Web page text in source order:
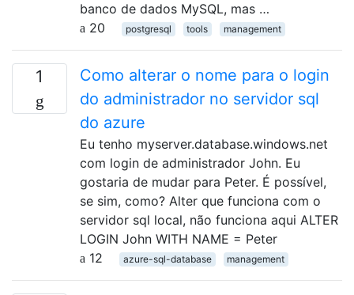
banco de dados MySQL, mas …
20
postgresql tools management
1
Como alterar o nome para o login
do administrador no servidor sql
do azure
Eu tenho myserver.database.windows.net
com login de administrador John. Eu
gostaria de mudar para Peter. É possível,
se sim, como? Alter que funciona com o
servidor sql local, não funciona aqui ALTER
LOGIN John WITH NAME = Peter
12
azure-sql-database management